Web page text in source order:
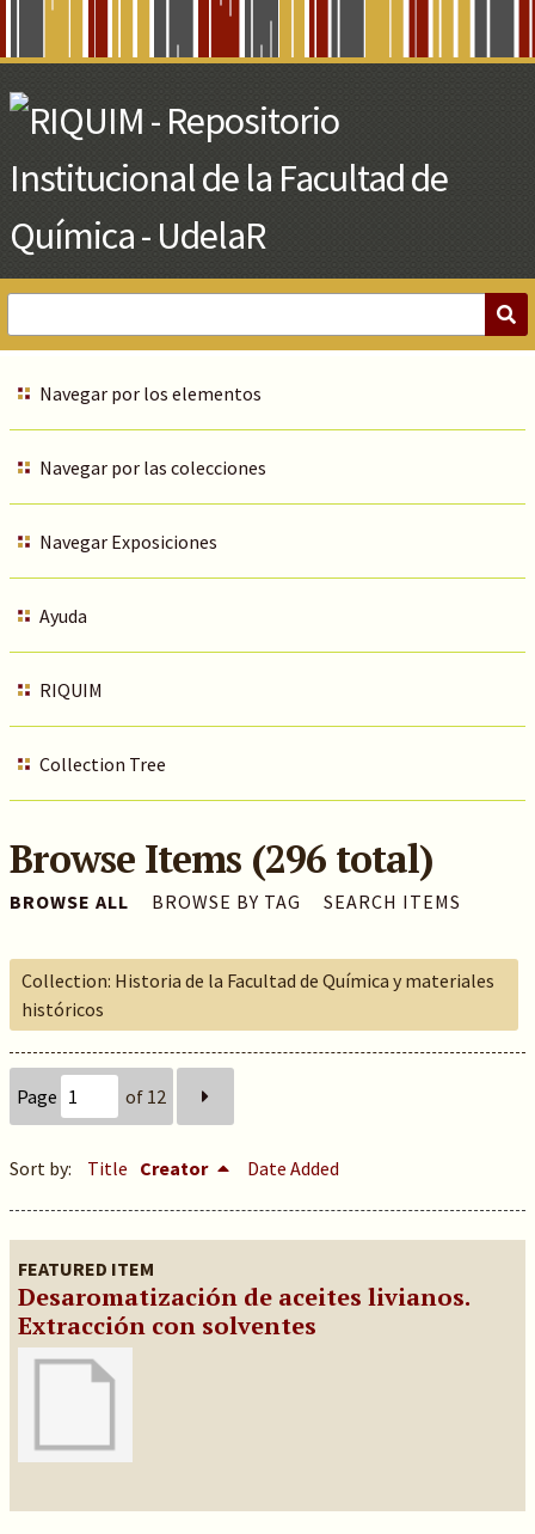
Main
Content
Navegar por los elementos
Navegar por las colecciones
Navegar Exposiciones
Ayuda
RIQUIM
Collection Tree
Browse Items (296 total)
BROWSE ALL BROWSE BY TAG SEARCH ITEMS
Collection: Historia de la Facultad de Química y materiales
históricos
Page of 12
Sort by: Title Creator Date Added
FEATURED ITEM
Desaromatización de aceites livianos.
Extracción con solventes